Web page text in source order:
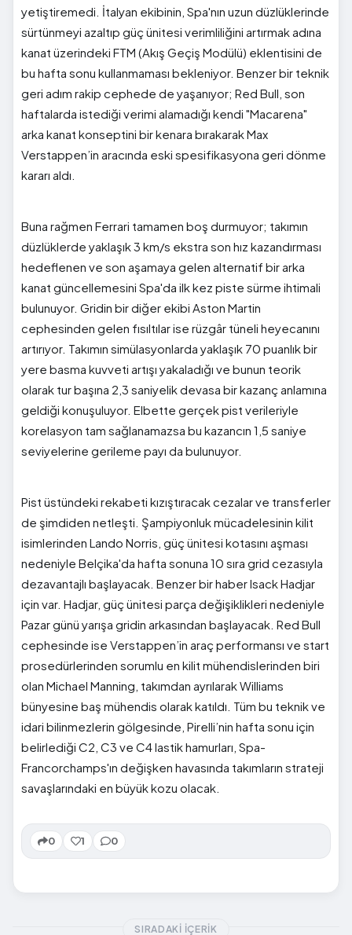
yetiştiremedi. İtalyan ekibinin, Spa'nın uzun düzlüklerinde
sürtünmeyi azaltıp güç ünitesi verimliliğini artırmak adına
kanat üzerindeki FTM (Akış Geçiş Modülü) eklentisini de
bu hafta sonu kullanmaması bekleniyor. Benzer bir teknik
geri adım rakip cephede de yaşanıyor; Red Bull, son
haftalarda istediği verimi alamadığı kendi "Macarena"
arka kanat konseptini bir kenara bırakarak Max
Verstappen’in aracında eski spesifikasyona geri dönme
kararı aldı.
Buna rağmen Ferrari tamamen boş durmuyor; takımın
düzlüklerde yaklaşık 3 km/s ekstra son hız kazandırması
hedeflenen ve son aşamaya gelen alternatif bir arka
kanat güncellemesini Spa'da ilk kez piste sürme ihtimali
bulunuyor. Gridin bir diğer ekibi Aston Martin
cephesinden gelen fısıltılar ise rüzgâr tüneli heyecanını
artırıyor. Takımın simülasyonlarda yaklaşık 70 puanlık bir
yere basma kuvveti artışı yakaladığı ve bunun teorik
olarak tur başına 2,3 saniyelik devasa bir kazanç anlamına
geldiği konuşuluyor. Elbette gerçek pist verileriyle
korelasyon tam sağlanamazsa bu kazancın 1,5 saniye
seviyelerine gerileme payı da bulunuyor.
Pist üstündeki rekabeti kızıştıracak cezalar ve transferler
de şimdiden netleşti. Şampiyonluk mücadelesinin kilit
isimlerinden Lando Norris, güç ünitesi kotasını aşması
nedeniyle Belçika'da hafta sonuna 10 sıra grid cezasıyla
dezavantajlı başlayacak. Benzer bir haber Isack Hadjar
için var. Hadjar, güç ünitesi parça değişiklikleri nedeniyle
Pazar günü yarışa gridin arkasından başlayacak. Red Bull
cephesinde ise Verstappen’in araç performansı ve start
prosedürlerinden sorumlu en kilit mühendislerinden biri
olan Michael Manning, takımdan ayrılarak Williams
bünyesine baş mühendis olarak katıldı. Tüm bu teknik ve
idari bilinmezlerin gölgesinde, Pirelli’nin hafta sonu için
belirlediği C2, C3 ve C4 lastik hamurları, Spa-
Francorchamps'ın değişken havasında takımların strateji
savaşlarındaki en büyük kozu olacak.
0 1 0
SIRADAKI İÇERIK